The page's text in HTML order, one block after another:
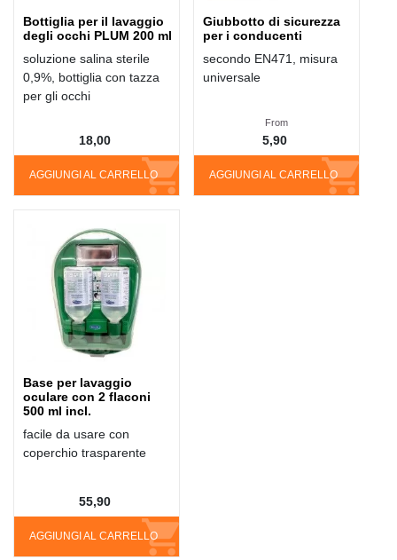
Bottiglia per il lavaggio
degli occhi PLUM 200 ml
soluzione salina sterile
0,9%, bottiglia con tazza
per gli occhi
AGGIUNGI AL CARRELLO
18,00
Giubbotto di sicurezza
per i conducenti
secondo EN471, misura
universale
AGGIUNGI AL CARRELLO
From
5,90
Base per lavaggio
oculare con 2 flaconi
500 ml incl.
facile da usare con
coperchio trasparente
AGGIUNGI AL CARRELLO
55,90